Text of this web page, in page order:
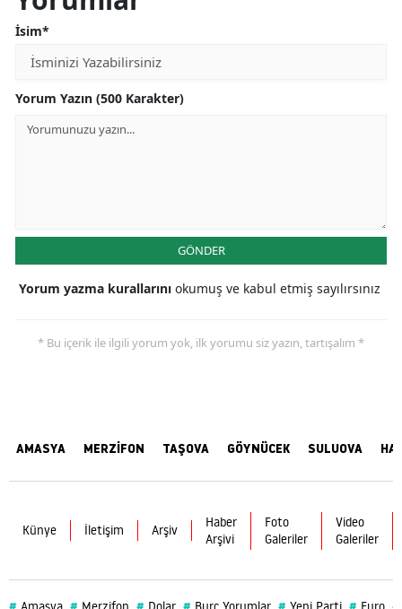
İsim*
Yorum Yazın (500 Karakter)
GÖNDER
Yorum yazma kurallarını okumuş ve kabul etmiş sayılırsınız
* Bu içerik ile ilgili yorum yok, ilk yorumu siz yazın, tartışalım *
AMASYA MERZİFON TAŞOVA GÖYNÜCEK SULUOVA
Künye İletişim Arşiv
Haber
Arşivi
Foto
Galeriler
Video
Galeriler